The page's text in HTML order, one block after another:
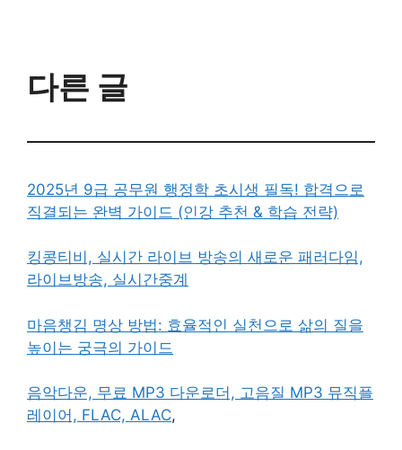
다른 글
2025년 9급 공무원 행정학 초시생 필독! 합격으로
직결되는 완벽 가이드 (인강 추천 & 학습 전략)
킹콩티비, 실시간 라이브 방송의 새로운 패러다임,
라이브방송, 실시간중계
마음챙김 명상 방법: 효율적인 실천으로 삶의 질을
높이는 궁극의 가이드
음악다운, 무료 MP3 다운로더, 고음질 MP3 뮤직플
레이어, FLAC, ALAC,